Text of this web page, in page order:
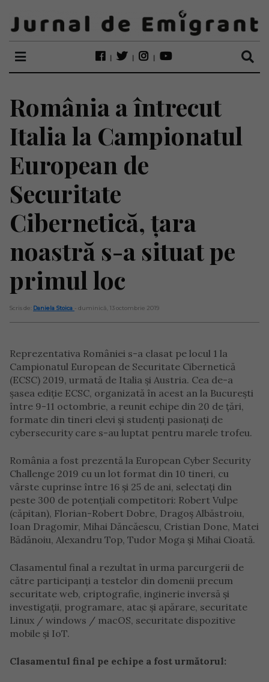
România a întrecut
Italia la Campionatul
European de
Securitate
Cibernetică, țara
noastră s-a situat pe
primul loc
Scris de: Daniela Stoica - duminică, 13 octombrie 2019
Reprezentativa României s-a clasat pe locul 1 la
Campionatul European de Securitate Cibernetică
(ECSC) 2019, urmată de Italia şi Austria. Cea de-a
şasea ediţie ECSC, organizată în acest an la București
între 9-11 octombrie, a reunit echipe din 20 de țări,
formate din tineri elevi şi studenţi pasionaţi de
cybersecurity care s-au luptat pentru marele trofeu.
România a fost prezentă la European Cyber Security
Challenge 2019 cu un lot format din 10 tineri, cu
vârste cuprinse între 16 şi 25 de ani, selectaţi din
peste 300 de potenţiali competitori: Robert Vulpe
(căpitan), Florian-Robert Dobre, Dragoş Albăstroiu,
Ioan Dragomir, Mihai Dăncăescu, Cristian Done, Matei
Bădănoiu, Alexandru Top, Tudor Moga şi Mihai Cioată.
Clasamentul final a rezultat în urma parcurgerii de
către participanţi a testelor din domenii precum
securitate web, criptografie, inginerie inversă şi
investigaţii, programare, atac şi apărare, securitate
Linux / windows / macOS, securitate dispozitive
mobile şi IoT.
Clasamentul final pe echipe a fost următorul: